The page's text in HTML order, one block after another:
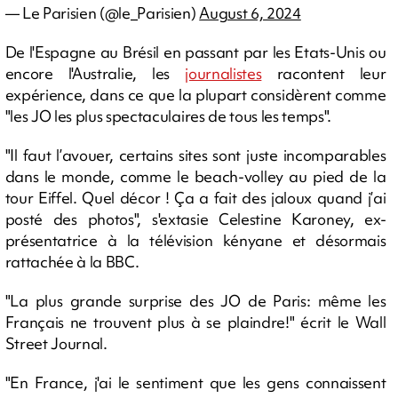
— Le Parisien (@le_Parisien)August 6, 2024
De l'Espagne au Brésil en passant par les Etats-Unis ou
encore l'Australie, les journalistesracontent leur
expérience, dans ce que la plupart considèrent comme
"les JO les plus spectaculaires de tous les temps".
"Il faut l’avouer, certains sites sont juste incomparables
dans le monde, comme le beach-volley au pied de la
tour Eiffel. Quel décor ! Ça a fait des jaloux quand j’ai
posté des photos", s'extasie Celestine Karoney, ex-
présentatrice à la télévision kényane et désormais
rattachée à la BBC.
"La plus grande surprise des JO de Paris: même les
Français ne trouvent plus à se plaindre!" écrit le Wall
Street Journal.
"En France, j'ai le sentiment que les gens connaissent